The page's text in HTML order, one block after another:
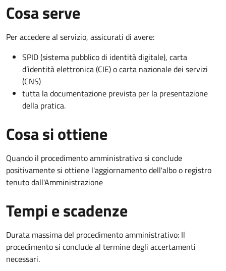
Cosa serve
Per accedere al servizio, assicurati di avere:
SPID (sistema pubblico di identità digitale), carta
d’identità elettronica (CIE) o carta nazionale dei servizi
(CNS)
tutta la documentazione prevista per la presentazione
della pratica.
Cosa si ottiene
Quando il procedimento amministrativo si conclude
positivamente si ottiene l'aggiornamento dell'albo o registro
tenuto dall'Amministrazione
Tempi e scadenze
Durata massima del procedimento amministrativo: Il
procedimento si conclude al termine degli accertamenti
necessari.